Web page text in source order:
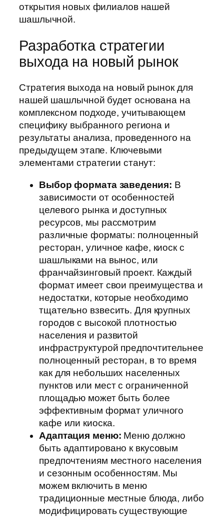
открытия новых филиалов нашей
шашлычной.
Разработка стратегии
выхода на новый рынок
Стратегия выхода на новый рынок для
нашей шашлычной будет основана на
комплексном подходе, учитывающем
специфику выбранного региона и
результаты анализа, проведенного на
предыдущем этапе. Ключевыми
элементами стратегии станут:
Выбор формата заведения: В
зависимости от особенностей
целевого рынка и доступных
ресурсов, мы рассмотрим
различные форматы: полноценный
ресторан, уличное кафе, киоск с
шашлыками на вынос, или
франчайзинговый проект. Каждый
формат имеет свои преимущества и
недостатки, которые необходимо
тщательно взвесить. Для крупных
городов с высокой плотностью
населения и развитой
инфраструктурой предпочтительнее
полноценный ресторан, в то время
как для небольших населенных
пунктов или мест с ограниченной
площадью может быть более
эффективным формат уличного
кафе или киоска.
Адаптация меню: Меню должно
быть адаптировано к вкусовым
предпочтениям местного населения
и сезонным особенностям. Мы
можем включить в меню
традиционные местные блюда, либо
модифицировать существующие